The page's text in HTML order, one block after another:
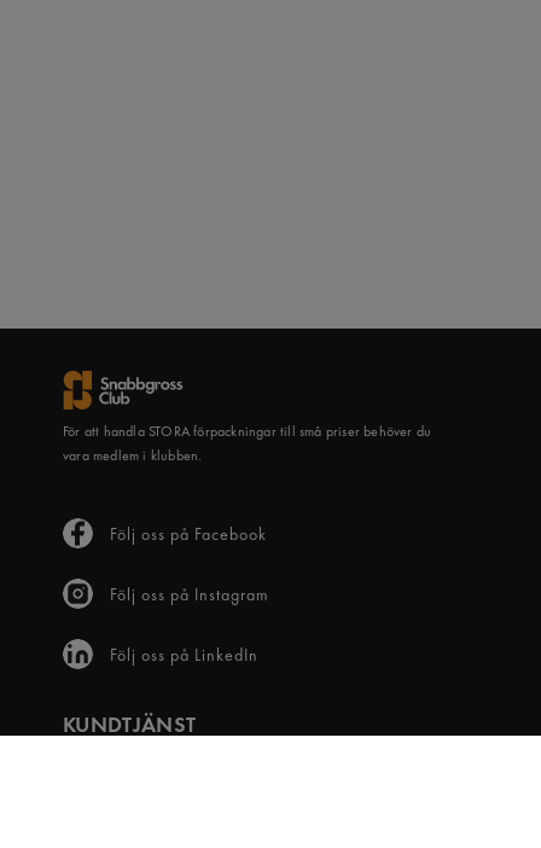
För att handla STORA förpackningar till små priser behöver du
vara medlem i klubben.
Följ oss på Facebook
Följ oss på Instagram
Följ oss på LinkedIn
KUNDTJÄNST